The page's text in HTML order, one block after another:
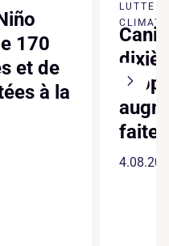
170
et de
à la
LUTTE